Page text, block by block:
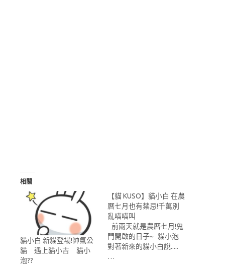
相關
貓小白 新貓登場!帥氣公
貓 遇上貓小吉 貓小
泡??
【貓 KUSO】貓小白 在農
曆七月也有禁忌!千萬別
亂喵喵叫
前兩天就是農曆七月!鬼
門開啟的日子~ 貓小泡
對著新來的貓小白說.....
…